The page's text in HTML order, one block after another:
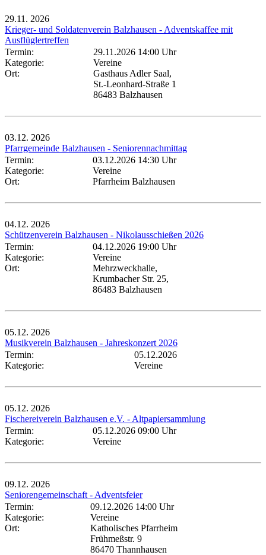
29.11. 2026
Krieger- und Soldatenverein Balzhausen - Adventskaffee mit
Ausflüglertreffen
Termin:
29.11.2026 14:00 Uhr
Kategorie:
Vereine
Ort:
Gasthaus Adler Saal,
St.-Leonhard-Straße 1
86483 Balzhausen
03.12. 2026
Pfarrgemeinde Balzhausen - Seniorennachmittag
Termin:
03.12.2026 14:30 Uhr
Kategorie:
Vereine
Ort:
Pfarrheim Balzhausen
04.12. 2026
Schützenverein Balzhausen - Nikolausschießen 2026
Termin:
04.12.2026 19:00 Uhr
Kategorie:
Vereine
Ort:
Mehrzweckhalle,
Krumbacher Str. 25,
86483 Balzhausen
05.12. 2026
Musikverein Balzhausen - Jahreskonzert 2026
Termin:
05.12.2026
Kategorie:
Vereine
05.12. 2026
Fischereiverein Balzhausen e.V. - Altpapiersammlung
Termin:
05.12.2026 09:00 Uhr
Kategorie:
Vereine
09.12. 2026
Seniorengemeinschaft - Adventsfeier
Termin:
09.12.2026 14:00 Uhr
Kategorie:
Vereine
Ort:
Katholisches Pfarrheim
Frühmeßstr. 9
86470 Thannhausen